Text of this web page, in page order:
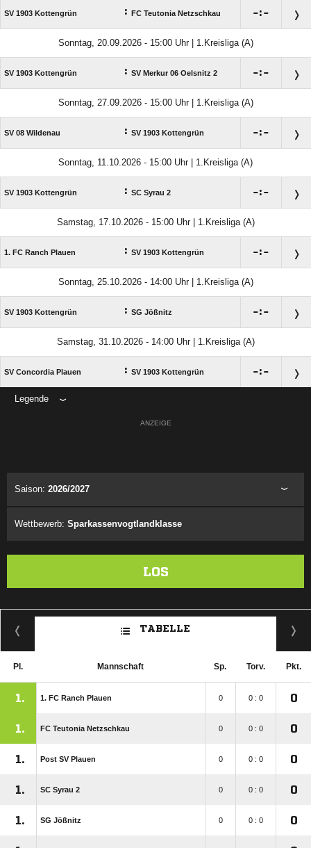
SV 1903 Kottengrün : FC Teutonia Netzschkau :
Sonntag, 20.09.2026 - 15:00 Uhr | 1.Kreisliga (A)
SV 1903 Kottengrün : SV Merkur 06 Oelsnitz 2 :
Sonntag, 27.09.2026 - 15:00 Uhr | 1.Kreisliga (A)
SV 08 Wildenau : SV 1903 Kottengrün :
Sonntag, 11.10.2026 - 15:00 Uhr | 1.Kreisliga (A)
SV 1903 Kottengrün : SC Syrau 2 :
Samstag, 17.10.2026 - 15:00 Uhr | 1.Kreisliga (A)
1. FC Ranch Plauen : SV 1903 Kottengrün :
Sonntag, 25.10.2026 - 14:00 Uhr | 1.Kreisliga (A)
SV 1903 Kottengrün : SG Jößnitz :
Samstag, 31.10.2026 - 14:00 Uhr | 1.Kreisliga (A)
SV Concordia Plauen : SV 1903 Kottengrün :
Legende
ANZEIGE
Saison: 2026/2027
Wettbewerb: Sparkassenvogtlandklasse
LOS
TABELLE
Pl. Mannschaft Sp. Torv. Pkt.
1. 1. FC Ranch Plauen 0 0 : 0 0
1. FC Teutonia Netzschkau 0 0 : 0 0
1. Post SV Plauen 0 0 : 0 0
1. SC Syrau 2 0 0 : 0 0
1. SG Jößnitz 0 0 : 0 0